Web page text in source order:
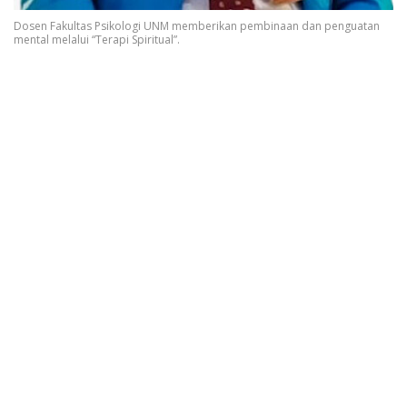
Dosen Fakultas Psikologi UNM memberikan pembinaan dan penguatan
mental melalui “Terapi Spiritual”.